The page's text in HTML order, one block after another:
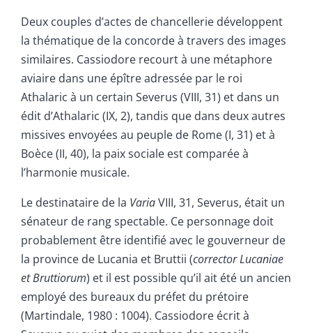
Deux couples d’actes de chancellerie développent
la thématique de la concorde à travers des images
similaires. Cassiodore recourt à une métaphore
aviaire dans une épître adressée par le roi
Athalaric à un certain Severus (VIII, 31) et dans un
édit d’Athalaric (IX, 2), tandis que dans deux autres
missives envoyées au peuple de Rome (I, 31) et à
Boèce (II, 40), la paix sociale est comparée à
l’harmonie musicale.
Le destinataire de la VariaVIII, 31, Severus, était un
sénateur de rang spectable. Ce personnage doit
probablement être identifié avec le gouverneur de
la province de Lucania et Bruttii (corrector Lucaniae
et Bruttiorum) et il est possible qu’il ait été un ancien
employé des bureaux du préfet du prétoire
(Martindale, 1980 : 1004). Cassiodore écrit à